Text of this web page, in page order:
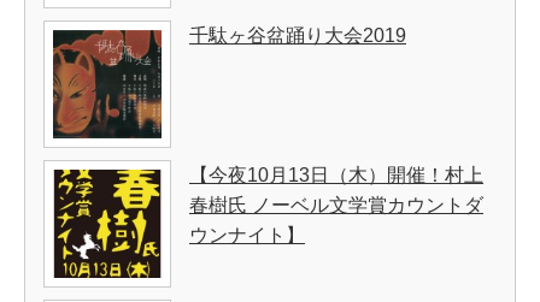
千駄ヶ谷盆踊り大会2019
【今夜10月13日（木）開催！村上
春樹氏 ノーベル文学賞カウントダ
ウンナイト】